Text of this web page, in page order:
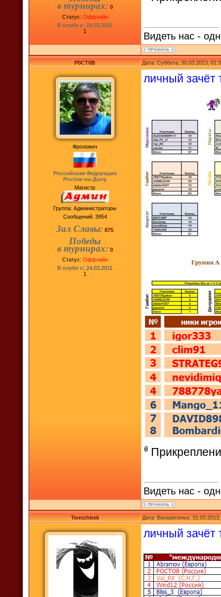
в турнирах: 0
Статус: Оффлайн
В клубе с: 24.03.2011
1
Видеть нас -
P0CT0B Дата: Суббота, 30.03.2013,
Фролович
Российская Федерация
Ростов-на-Дону
Магистр
Группа: Администраторы
Сообщений: 3954
Зал Славы: 875
Победы
в турнирах: 0
Статус: Оффлайн
В клубе с: 24.03.2011
1
личный зачёт
Видеть нас -
Temizhbek Дата: Воскресенье,
личный зачёт